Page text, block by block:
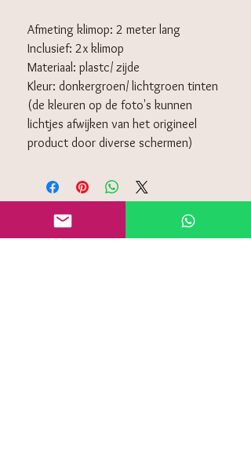
Afmeting klimop: 2 meter lang
Inclusief: 2x klimop
Materiaal: plastc/ zijde
Kleur: donkergroen/ lichtgroen tinten
(de kleuren op de foto's kunnen
lichtjes afwijken van het origineel
product door diverse schermen)
KLANTENSERVICE